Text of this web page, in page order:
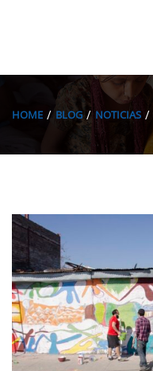
HOME BLOG NOTICIAS